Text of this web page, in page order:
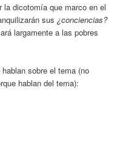
la dicotomía que marco en el
sus ¿conciencias?
largamente a las pobres
sobre el tema (no
hablan del tema):